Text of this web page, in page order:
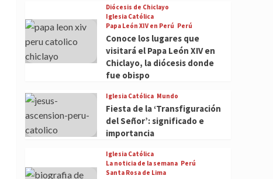
Diócesis de Chiclayo
Iglesia Católica
Papa León XIV en Perú Perú
Conoce los lugares que
visitará el Papa León XIV en
Chiclayo, la diócesis donde
fue obispo
Iglesia Católica Mundo
Fiesta de la ‘Transfiguración
del Señor’: significado e
importancia
Iglesia Católica
La noticia de la semana Perú
Santa Rosa de Lima